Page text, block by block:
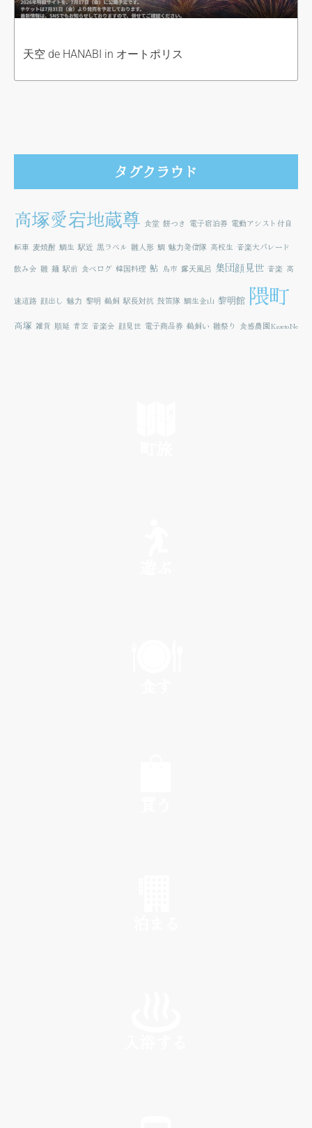
天空 de HANABI in オートポリス
タグクラウド
高塚愛宕地蔵尊 食堂 餅つき 電子宿泊券 電動アシスト付自
転車 麦焼酎 鯛生 駅近 黒ラベル 雛人形 鯛 魅力発信隊 高校生 音楽大パレード
飲み会 雛 麺 駅前 食べログ 韓国料理 鮎 鳥市 露天風呂 集団顔見世 音楽 高
速道路 顔出し 魅力 黎明 鵜飼 駅長対抗 鼓笛隊 鯛生金山 黎明館 隈町
高塚 雑貨 順延 青空 音楽会 顔見世 電子商品券 鵜飼い 雛祭り 食感農園KazetoNe